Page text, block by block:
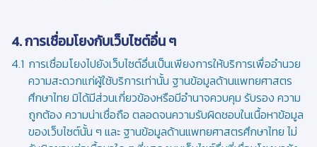
4. การเชื่อมโยงกับเว็บไซต์อื่น ๆ
การเชื่อมโยงไปยังเว็บไซต์อื่นเป็นเพียงการให้บริการเพื่ออำนวย
ความสะดวกแก่ผู้ใช้บริการเท่านั้น ฐานข้อมูลด้านแพทยศาสตร
ศึกษาไทย มิได้มีส่วนเกี่ยวข้องหรือมีอำนาจควบคุม รับรอง ความ
ถูกต้อง ความน่าเชื่อถือ ตลอดจนความรับผิดชอบในเนื้อหาข้อมูล
ของเว็บไซต์นั้น ๆ และ ฐานข้อมูลด้านแพทยศาสตรศึกษาไทย ไม่